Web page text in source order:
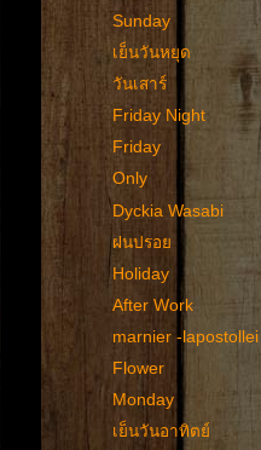
Sunday
เย็นวันหยุด
วันเสาร์
Friday Night
Friday
Only
Dyckia Wasabi
ฝนปรอย
Holiday
After Work
marnier -lapostollei
Flower
Monday
เย็นวันอาทิตย์